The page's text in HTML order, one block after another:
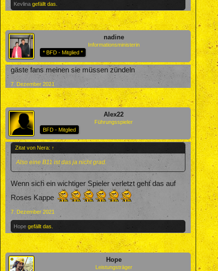
Kevlina gefällt das.
nadine
Informationsministerin
* BFD - Mitglied *
gäste fans meinen sie müssen zündeln
7. Dezember 2021
Alex22
Führungsspieler
BFD - Mitglied
Zitat von Nera: ↑
Also eine B11 ist das ja nicht grad.
Wenn sich ein wichtiger Spieler verletzt geht das auf
Roses Kappe
7. Dezember 2021
Hope gefällt das.
Hope
Leistungsträger